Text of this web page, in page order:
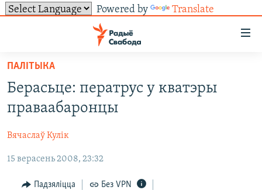
Powered by Translate
ўнівэрсальнага
доступу
Перайсьці
да
галоўнага
Перайсьці
да
навігацыі
УСЕ НАВІНЫ
ЛЮДЗІ
ПАЛІТЫКА
ЭКАНОМІКА
ТОЛЬКІ НА СВАБОДЗЕ
БЛОГІ
ГІСТОРЫЯ НА СВАБОДЗЕ
ПАДКАСТЫ
СУВЯЗЬ
АБЫСЬЦІ БЛЯКАВАНЬНЕ
ПАДЗЯЛІЦЦА ІНФАРМАЦЫЯЙ
ПАДПІСАЦЦА
RSS
ПАДКАСТЫ
ПАЛІТЫКА
Берасьце: ператрус у кватэры
праваабаронцы
Вячаслаў Кулік
15 верасень 2008, 23:32
Падзяліцца Без VPN